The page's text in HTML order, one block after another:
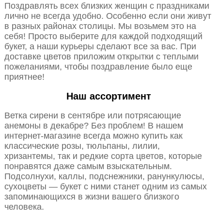
Поздравлять всех близких женщин с праздниками
лично не всегда удобно. Особенно если они живут
в разных районах столицы. Мы возьмем это на
себя! Просто выберите для каждой подходящий
букет, а наши курьеры сделают все за вас. При
доставке цветов приложим открытки с теплыми
пожеланиями, чтобы поздравление было еще
приятнее!
Наш ассортимент
Ветка сирени в сентябре или потрясающие
анемоны в декабре? Без проблем! В нашем
интернет-магазине всегда можно купить как
классические розы, тюльпаны, лилии,
хризантемы, так и редкие сорта цветов, которые
понравятся даже самым взыскательным.
Подсолнухи, каллы, подснежники, ранункулюсы,
сухоцветы — букет с ними станет одним из самых
запоминающихся в жизни вашего близкого
человека.